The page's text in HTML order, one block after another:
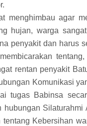
menghimbau agar
hujan, warga
penyakit dan harus
rentan penyakit
Komunikasi
tugas Babinsa
tentang Kebersihan